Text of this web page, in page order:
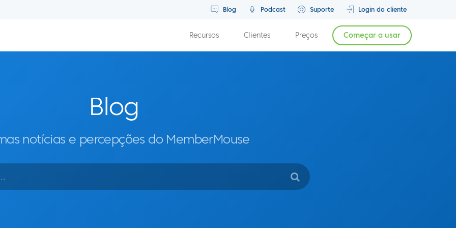
Blog Podcast Suporte Login do cliente
Recursos Clientes Preços Começar a usar
Blog
notícias e percepções do MemberMouse